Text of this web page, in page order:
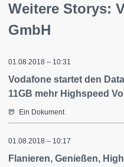
Weitere Storys:
GmbH
01.08.2018 – 10:31
Vodafone startet den
11GB mehr Highspeed
Ein Dokument
01.08.2018 – 10:17
Flanieren, Genießen,